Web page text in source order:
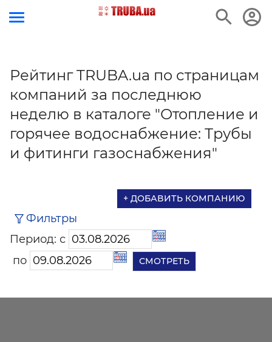
Рейтинг TRUBA.ua по страницам
компаний за последнюю
неделю в каталоге "Отопление и
горячее водоснабжение: Трубы
и фитинги газоснабжения"
+ ДОБАВИТЬ КОМПАНИЮ
Фильтры
Период: с
по